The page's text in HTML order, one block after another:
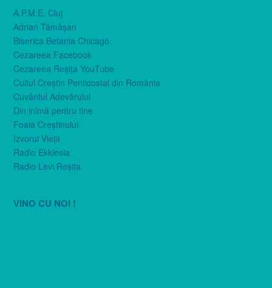
A.P.M.E. Cluj
Adrian Tămăşan
Biserica Betania Chicago
Cezareea Facebook
Cezareea Reşiţa YouTube
Cultul Creştin Penticostal din România
Cuvântul Adevărului
Din inimă pentru tine
Foaia Creştinului
Izvorul Vieţii
Radio Ekklesia
Radio Levi Reşiţa
VINO CU NOI !